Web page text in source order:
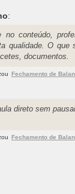
:
conteúdo,
qualidade. O que
documentos.
Fechamento de
direto sem
Fechamento de